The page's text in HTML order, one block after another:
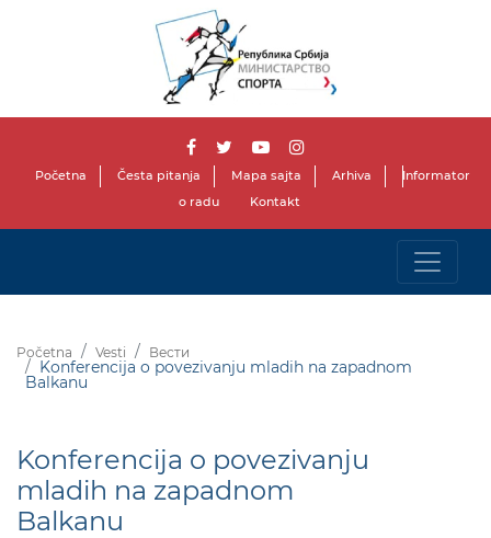
Početna Česta pitanja Mapa sajta Arhiva
Informator
o radu
Kontakt
Početna Vesti Вести
Konferencija o povezivanju mladih na zapadnom
Balkanu
Konferencija o povezivanju
mladih na zapadnom
Balkanu